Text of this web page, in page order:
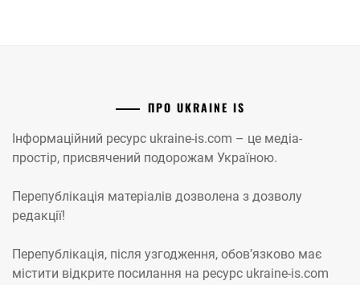
ПРО UKRAINE IS
Інформаційний ресурс ukraine-is.com – це медіа-
простір, присвячений подорожам Україною.
Перепублікація матеріалів дозволена з дозволу
редакції!
Перепублікація, після узгодження, обов’язково має
містити відкрите посилання на ресурс ukraine-is.com